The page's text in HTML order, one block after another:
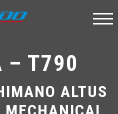
– T790
ALTUS